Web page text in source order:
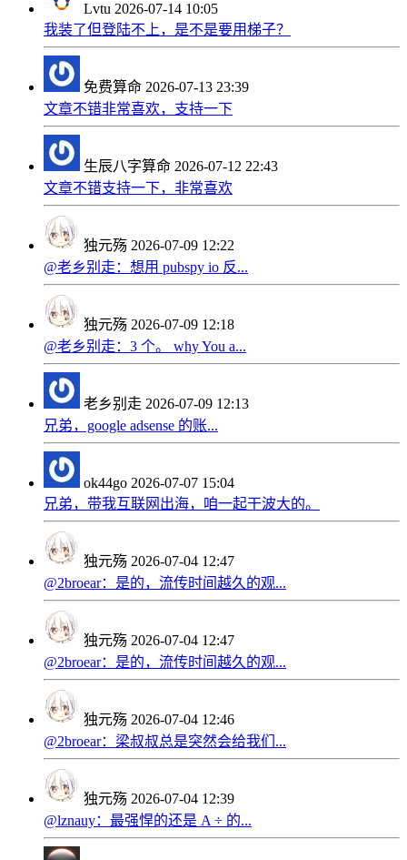
Lvtu 2026-07-14 10:05
我装了但登陆不上，是不是要用梯子？
免费算命 2026-07-13 23:39
文章不错非常喜欢，支持一下
生辰八字算命 2026-07-12 22:43
文章不错支持一下，非常喜欢
独元殇 2026-07-09 12:22
@老乡别走：想用 pubspy io 反...
独元殇 2026-07-09 12:18
@老乡别走：3 个。 why You a...
老乡别走 2026-07-09 12:13
兄弟，google adsense 的账...
ok44go 2026-07-07 15:04
兄弟，带我互联网出海，咱一起干波大的。
独元殇 2026-07-04 12:47
@2broear：是的，流传时间越久的观...
独元殇 2026-07-04 12:47
@2broear：是的，流传时间越久的观...
独元殇 2026-07-04 12:46
@2broear：梁叔叔总是突然会给我们...
独元殇 2026-07-04 12:39
@lznauy：最强悍的还是 A ÷ 的...